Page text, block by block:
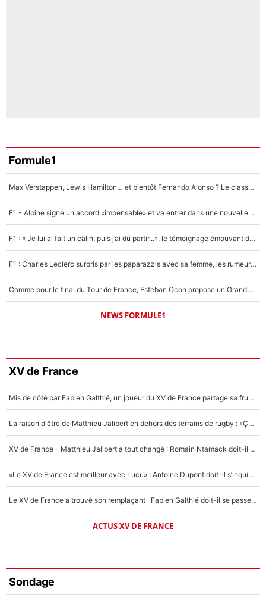
Formule1
Max Verstappen, Lewis Hamilton… et bientôt Fernando Alonso ? Le classement des pilotes les mieux payés en Formule 1 risque de changer !
F1 - Alpine signe un accord «impensable» et va entrer dans une nouvelle dimension : Grande nouvelle pour Pierre Gasly !
F1 : « Je lui ai fait un câlin, puis j’ai dû partir...», le témoignage émouvant de Max Verstappen sur sa fille
F1 : Charles Leclerc surpris par les paparazzis avec sa femme, les rumeurs étaient vraies !
Comme pour le final du Tour de France, Esteban Ocon propose un Grand Prix de Formule 1 à Paris : «Autour de l’Arc de Triomphe, ce serait génial» !
NEWS FORMULE1
XV de France
Mis de côté par Fabien Galthié, un joueur du XV de France partage sa frustration : «ils ne me l’ont pas dit tout de suite»
La raison d'être de Matthieu Jalibert en dehors des terrains de rugby : «Ça m'atteint autant que si tu touches à un membre de ma famille»
XV de France - Matthieu Jalibert a tout changé : Romain Ntamack doit-il s’inquiéter pour sa place à un an de la Coupe du monde ?
«Le XV de France est meilleur avec Lucu» : Antoine Dupont doit-il s’inquiéter pour sa place ?
Le XV de France a trouvé son remplaçant : Fabien Galthié doit-il se passer d'Antoine Dupont ?
ACTUS XV DE FRANCE
Sondage